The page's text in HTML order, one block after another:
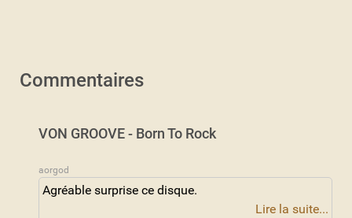
Commentaires
VON GROOVE - Born To Rock
aorgod
Agréable surprise ce disque.
Lire la suite...